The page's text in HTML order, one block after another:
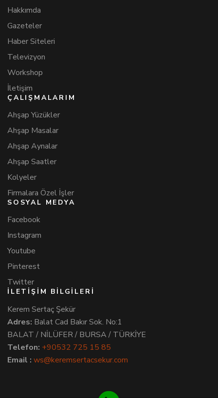
Hakkımda
Gazeteler
Haber Siteleri
Televizyon
Workshop
İletişim
ÇALIŞMALARIM
Ahşap Yüzükler
Ahşap Masalar
Ahşap Aynalar
Ahşap Saatler
Kolyeler
Firmalara Özel İşler
SOSYAL MEDYA
Facebook
Instagram
Youtube
Pinterest
Twitter
İLETİŞİM BİLGİLERİ
Kerem Sertaç Şekür
Adres: Balat Cad Bakır Sok. No:1
BALAT / NİLÜFER / BURSA / TÜRKİYE
Telefon: +90532 725 15 85
Email : ws@keremsertacsekur.com